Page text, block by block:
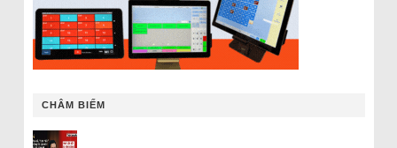
CHÂM BIẾM